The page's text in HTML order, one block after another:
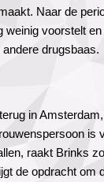
Naar de
weinig voorstelt
drugsbaas.
in
is
raakt Brinks
de opdracht om